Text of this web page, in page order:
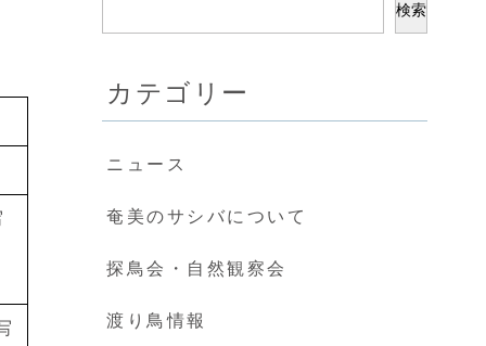
検索
カテゴリー
ニュース
奄美のサシバについて
探鳥会・自然観察会
渡り鳥情報